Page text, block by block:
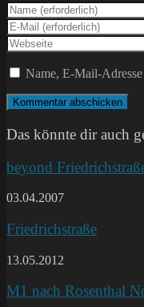
Gib
deinen
Namen
oder
Benutzernamen
zum
Kommentieren
ein
Gib
deine
E-
Mail-
Adresse
zum
Kommentieren
Gib
deine
Website-
ein
(optional)
Name, E-Mail-
Das könnte dir auch
beyond
03.04.2007
Friedrichstraße
13.05.2012
M1 nach Rosenthal